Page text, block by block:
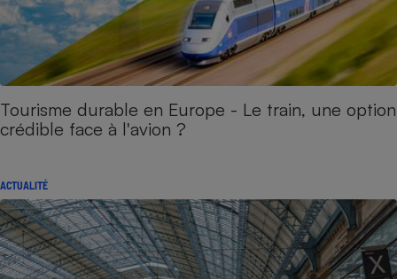
Tourisme durable en Europe - Le train, une option
crédible face à l'avion ?
ACTUALITÉ